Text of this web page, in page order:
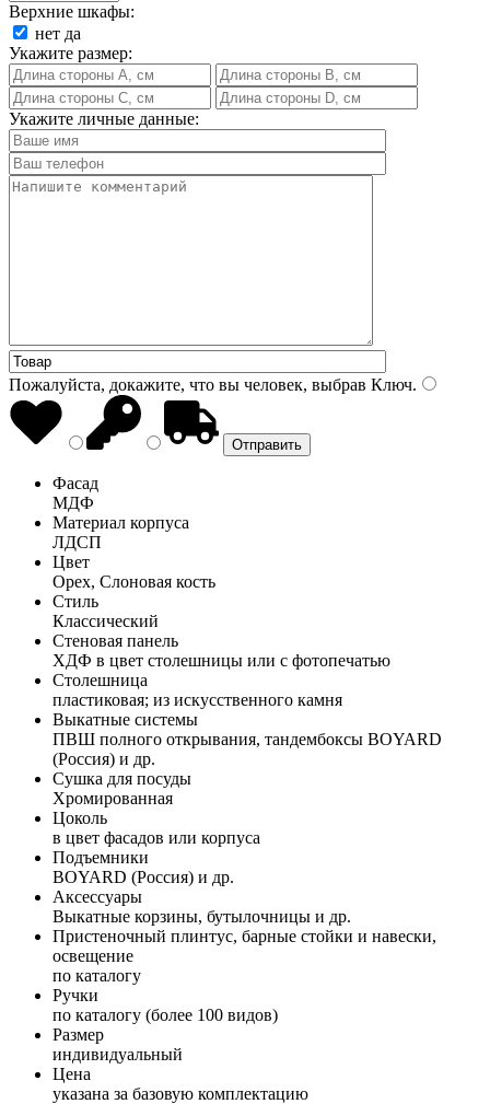
Верхние шкафы:
нет да
Укажите размер:
Укажите личные данные:
Пожалуйста, докажите, что вы человек, выбрав Ключ.
Фасад
МДФ
Материал корпуса
ЛДСП
Цвет
Орех, Слоновая кость
Стиль
Классический
Стеновая панель
ХДФ в цвет столешницы или с фотопечатью
Столешница
пластиковая; из искусственного камня
Выкатные системы
ПВШ полного открывания, тандембоксы BOYARD
(Россия) и др.
Сушка для посуды
Хромированная
Цоколь
в цвет фасадов или корпуса
Подъемники
BOYARD (Россия) и др.
Аксессуары
Выкатные корзины, бутылочницы и др.
Пристеночный плинтус, барные стойки и навески,
освещение
по каталогу
Ручки
по каталогу (более 100 видов)
Размер
индивидуальный
Цена
указана за базовую комплектацию